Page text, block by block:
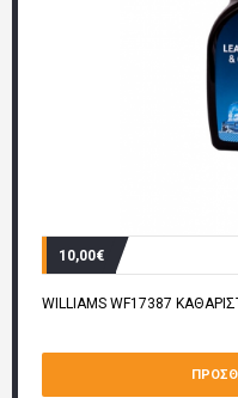
10,00€
WILLIAMS WF17387